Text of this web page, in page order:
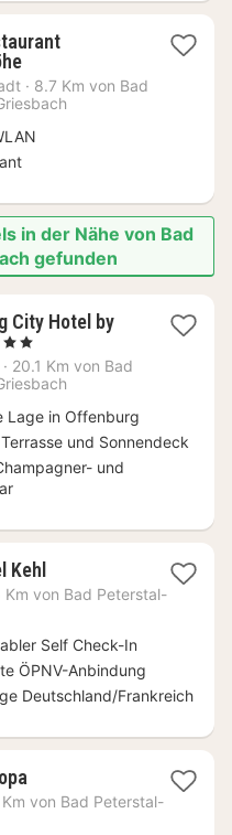
1
Nacht
ab
€
· 8.7 Km von Bad
in der Nähe von Bad
gefunden
City Hotel by
· 20.1 Km von Bad
Lage in Offenburg
und Sonnendeck
und
Kehl2
Nächte
€
Km von Bad Peterstal-
Self Check-In
ÖPNV-Anbindung
Deutschland/Frankreich
1
Nacht
Km von Bad Peterstal-